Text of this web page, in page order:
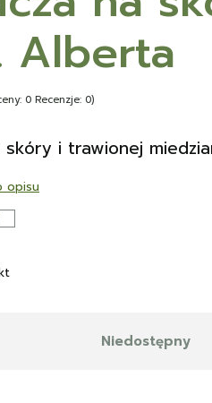
Alberta
0 Recenzje: 0)
i trawionej
opisu
Niedostępny